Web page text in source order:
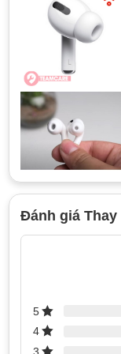
Chi tiết
Dấu hiệu
tai nghe
Thay pin tai nghe
hiện các dấu hiệu
Đánh giá
5
4